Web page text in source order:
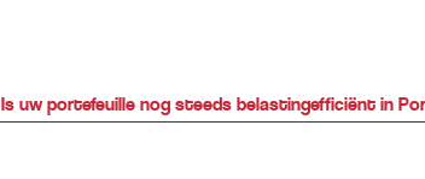
Is uw portefeuille nog steeds belastingefficiënt in